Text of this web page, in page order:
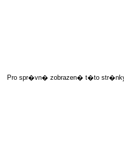
Pro spr�vn� zobrazen� t�to